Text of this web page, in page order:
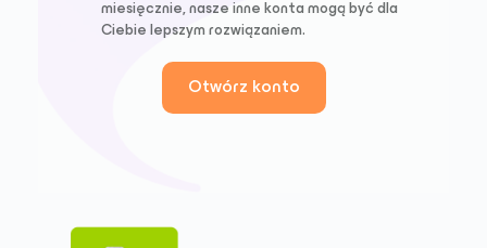
miesięcznie, nasze inne konta mogą być dla
Ciebie lepszym rozwiązaniem.
Otwórz konto